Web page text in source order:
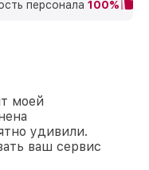
персонала 100%
моей
удивили.
ваш сервис